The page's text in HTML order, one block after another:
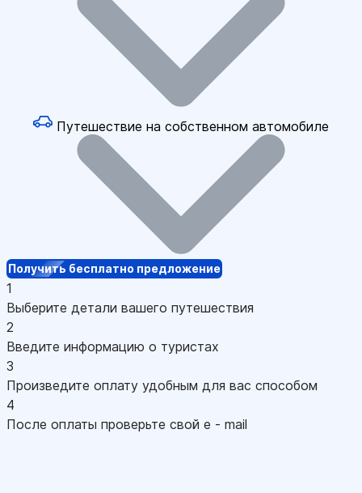
Путешествие на собственном автомобиле
Получить бесплатно предложение
1
Выберите детали вашего путешествия
2
Введите информацию о туристах
3
Произведите оплату удобным для вас способом
4
После оплаты проверьте свой e - mail